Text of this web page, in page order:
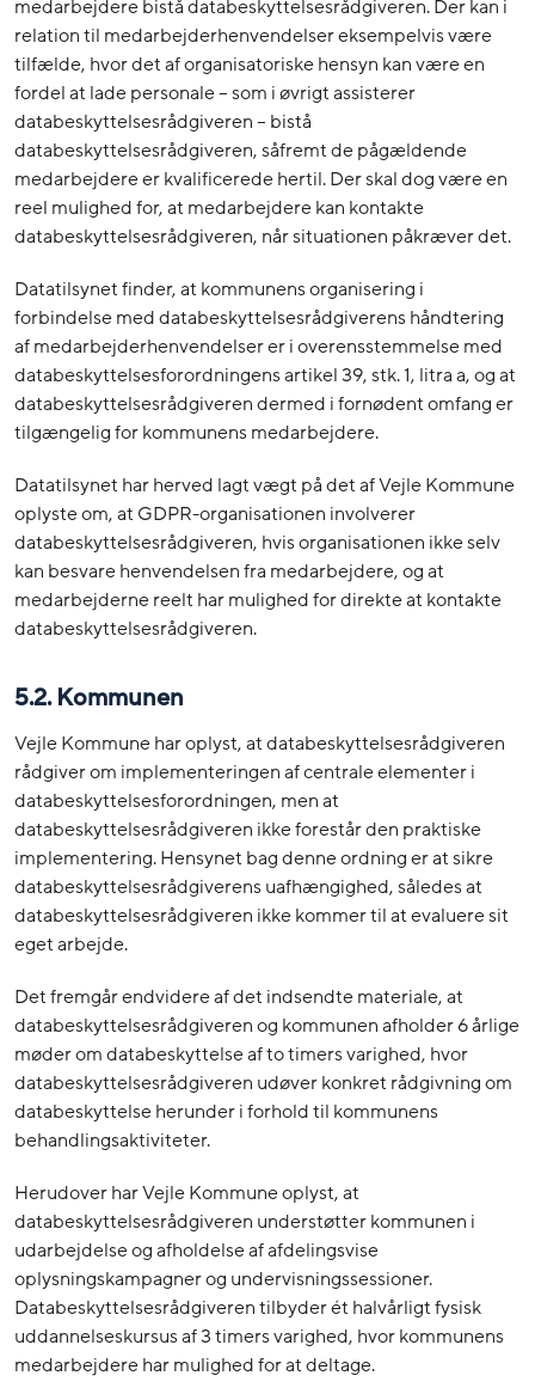
medarbejdere bistå databeskyttelsesrådgiveren. Der kan i
relation til medarbejderhenvendelser eksempelvis være
tilfælde, hvor det af organisatoriske hensyn kan være en
fordel at lade personale – som i øvrigt assisterer
databeskyttelsesrådgiveren – bistå
databeskyttelsesrådgiveren, såfremt de pågældende
medarbejdere er kvalificerede hertil. Der skal dog være en
reel mulighed for, at medarbejdere kan kontakte
databeskyttelsesrådgiveren, når situationen påkræver det.
Datatilsynet finder, at kommunens organisering i
forbindelse med databeskyttelsesrådgiverens håndtering
af medarbejderhenvendelser er i overensstemmelse med
databeskyttelsesforordningens artikel 39, stk. 1, litra a, og at
databeskyttelsesrådgiveren dermed i fornødent omfang er
tilgængelig for kommunens medarbejdere.
Datatilsynet har herved lagt vægt på det af Vejle Kommune
oplyste om, at GDPR-organisationen involverer
databeskyttelsesrådgiveren, hvis organisationen ikke selv
kan besvare henvendelsen fra medarbejdere, og at
medarbejderne reelt har mulighed for direkte at kontakte
databeskyttelsesrådgiveren.
5.2. Kommunen
Vejle Kommune har oplyst, at databeskyttelsesrådgiveren
rådgiver om implementeringen af centrale elementer i
databeskyttelsesforordningen, men at
databeskyttelsesrådgiveren ikke forestår den praktiske
implementering. Hensynet bag denne ordning er at sikre
databeskyttelsesrådgiverens uafhængighed, således at
databeskyttelsesrådgiveren ikke kommer til at evaluere sit
eget arbejde.
Det fremgår endvidere af det indsendte materiale, at
databeskyttelsesrådgiveren og kommunen afholder 6 årlige
møder om databeskyttelse af to timers varighed, hvor
databeskyttelsesrådgiveren udøver konkret rådgivning om
databeskyttelse herunder i forhold til kommunens
behandlingsaktiviteter.
Herudover har Vejle Kommune oplyst, at
databeskyttelsesrådgiveren understøtter kommunen i
udarbejdelse og afholdelse af afdelingsvise
oplysningskampagner og undervisningssessioner.
Databeskyttelsesrådgiveren tilbyder ét halvårligt fysisk
uddannelseskursus af 3 timers varighed, hvor kommunens
medarbejdere har mulighed for at deltage.